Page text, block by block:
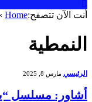
أنت الآن تتصفح:Home
النمطية
الرئيسي مارس 8, 2025
أشاور: مسلسل